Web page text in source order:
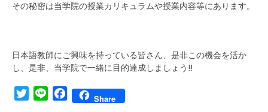
その秘密は当学院の授業カリキュラムや授業内容等にあります。
日本語教師にご興味を持っている皆さん、是非この機会を活か
し、是非、当学院で一緒に目的達成しましょう!!
TwitterLine FacebookShare